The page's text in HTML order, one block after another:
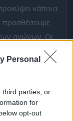
Personal
third parties, or
for
opt-out
κάποια
προσθέσουμε
αγώνων. Οι
πρώτο ζευγάρι
για μονό
βλέπουμε και